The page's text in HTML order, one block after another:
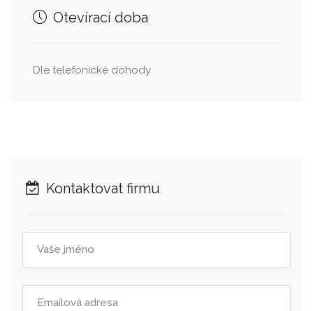
Otevírací doba
Dle telefonické dohody
Kontaktovat firmu